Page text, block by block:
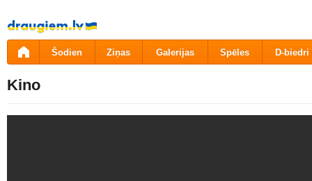
Pāriet
uz
saturu
Šodien Ziņas Galerijas Spēles D-biedri
Kino